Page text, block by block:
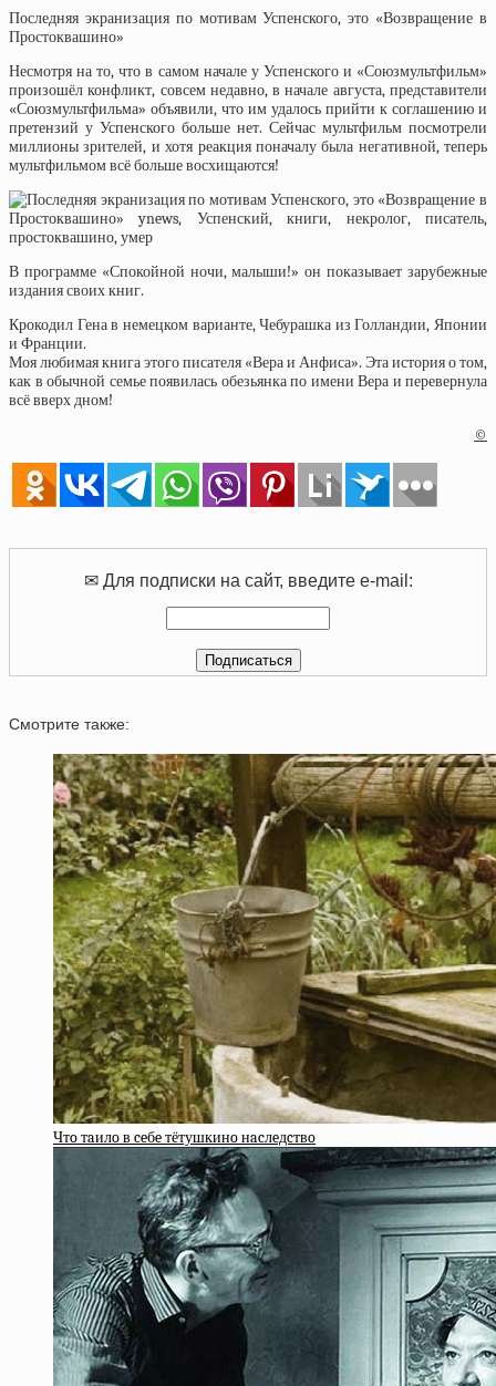
Последняя экранизация по мотивам Успенского, это «Возвращение в
Простоквашино»
Несмотря на то, что в самом начале у Успенского и «Союзмультфильм»
произошёл конфликт, совсем недавно, в начале августа, представители
«Союзмультфильма» объявили, что им удалось прийти к соглашению и
претензий у Успенского больше нет. Сейчас мультфильм посмотрели
миллионы зрителей, и хотя реакция поначалу была негативной, теперь
мультфильмом всё больше восхищаются!
В программе «Спокойной ночи, малыши!» он показывает зарубежные
издания своих книг.
Крокодил Гена в немецком варианте, Чебурашка из Голландии, Японии
и Франции.
Моя любимая книга этого писателя «Вера и Анфиса». Эта история о том,
как в обычной семье появилась обезьянка по имени Вера и перевернула
всё вверх дном!
©
✉ Для подписки на сайт, введите e-mail:
Смотрите также:
Чтo тaилo в ceбe тётушкинo нacлeдcтвo